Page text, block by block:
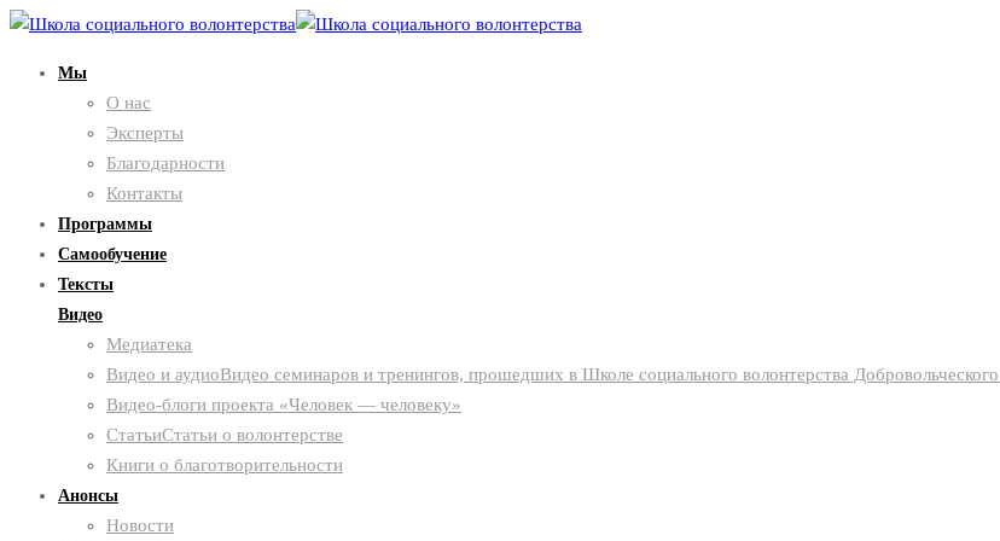
Мы
О нас
Эксперты
Благодарности
Контакты
Программы
Самообучение
Тексты
Видео
Медиатека
Видео и аудиоВидео семинаров и тренингов, прошедших в Школе социального волонтерства
Видео-блоги проекта «Человек — человеку»
СтатьиСтатьи о волонтерстве
Книги о благотворительности
Анонсы
Новости